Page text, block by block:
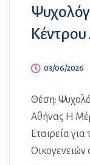
03/06/2026
Θέση:
Αθήνας Η
Εταιρεία
Οικογενειών